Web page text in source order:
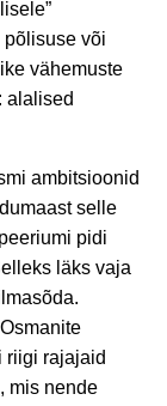
põlisuse või
vähemuste
alalised
ambitsioonid
selle
pidi
läks vaja
riigi rajajaid
mis nende